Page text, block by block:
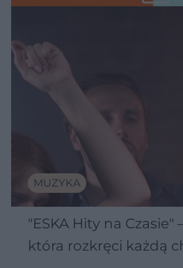
MUZYKA
"ESKA Hity na Czasie"
która rozkręci każdą